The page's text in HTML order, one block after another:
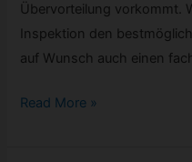
Übervorteilung vorkommt.
Inspektion den
auf Wunsch auch einen
Wird
Read More »